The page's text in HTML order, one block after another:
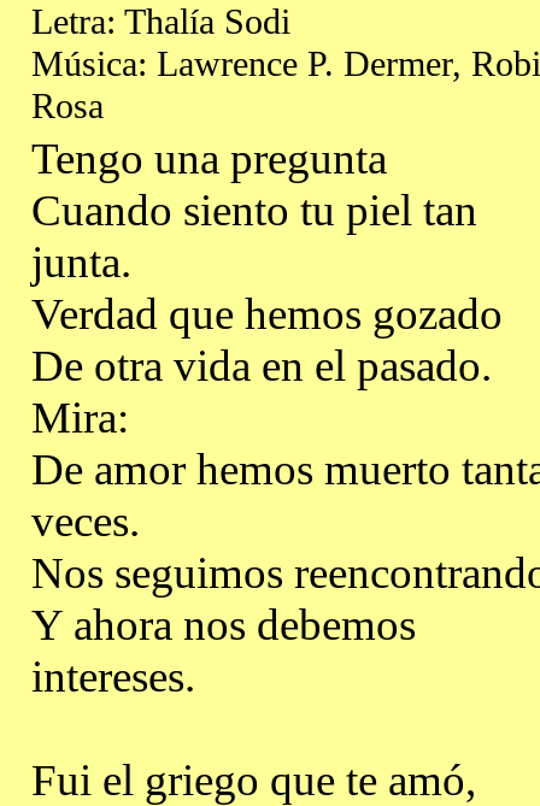
Letra: Thalía Sodi
Música: Lawrence P. Dermer, Robi
Rosa
Tengo una pregunta
Cuando siento tu piel tan
junta.
Verdad que hemos gozado
De otra vida en el pasado.
Mira:
De amor hemos muerto
veces.
Nos seguimos
Y ahora nos debemos
intereses.
Fui el griego que te amó,